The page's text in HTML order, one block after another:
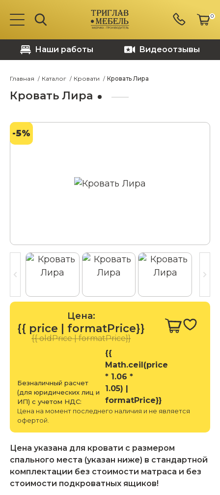
0
Наши работы Видеоотзывы
Главная Каталог Кровати Кровать Лира
Кровать Лира
-5%
Цена:
{{ price | formatPrice}}
{{ oldPrice | formatPrice}}
Безналичный расчет
(для юридических лиц и
ИП) с учетом НДС:
{{
Math.ceil(price
* 1.06 *
1.05) |
formatPrice}}
Цена на момент последнего наличия и не является
офертой.
Цена указана для кровати с размером
спального места (указан ниже) в стандартной
комплектации без стоимости матраса и без
стоимости подкроватных ящиков!